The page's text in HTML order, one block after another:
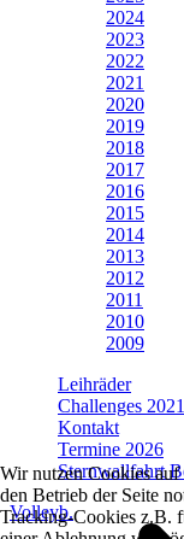
2024
2023
2022
2021
2020
2019
2018
2017
2016
2015
2014
2013
2012
2011
2010
2009
Leihräder
Challenges 2021
Kontakt
Termine 2026
Sternwallfahrt
Volleyb.
Wir nutzen Cookies
den Betrieb der Seite
Tracking-Cookies z.B.